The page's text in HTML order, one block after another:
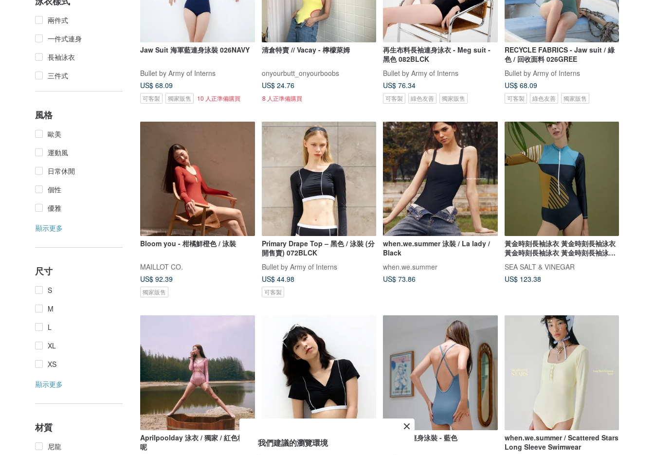
兩件式
一件式連身
長袖泳衣
三件式
風格
歐美
運動風
日常休閒
個性
優雅
顯示更多
尺寸
S
M
L
XL
XS
顯示更多
材質
尼龍
Jaw Suit 海軍藍連身泳裝 026NAVY
Bullet by Army of Interns
US$ 68.09
可客製 獨家販售 10 人正準備購買
清倉特賣 // Vacay - 檸檬萊姆
onyourbutt_onyourboobs
US$ 24.76
8 人正準備購買
再生布料長袖連身泳衣 - Meg suit -
黑色 082BLCK
Bullet by Army of Interns
US$ 76.34
可客製 綠色友善 獨家販售
RECYCLE FABRICS - Jaw suit / 綠
色 / 回收面料 026GREE
Bullet by Army of Interns
US$ 68.09
可客製 綠色友善 獨家販售
Bloom you - 柑橘鮮橙色 / 泳裝
MAILLOT CO.
US$ 92.39
獨家販售
Primary Drape Top – 黑色 / 泳裝 (分
開售賣) 072BLCK
Bullet by Army of Interns
US$ 44.98
可客製
when.we.summer 泳裝 / La lady /
Black
when.we.summer
US$ 73.86
黃金時刻長袖泳衣 黃金時刻長袖泳衣
黃金時刻長袖泳衣 黃金時刻長袖泳衣
黃金時刻長袖泳衣 黃金時刻長袖泳衣
SEA SALT & VINEGAR
US$ 123.38
Aprilpoolday 泳衣 / 獨家 / 紅色格紋
呢
Primary top – 黑色 / 泳裝 (分開售賣)
027BLCK
交叉露背連身泳裝 - 藍色
when.we.summer / Scattered Stars
Long Sleeve Swimwear
我們建議的瀏覽環境